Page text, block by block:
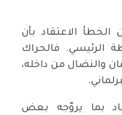
الخطأ الاعتقاد بأن
الرئيسي. فالحراك
والنضال من داخله،
بما يروّجه بعض